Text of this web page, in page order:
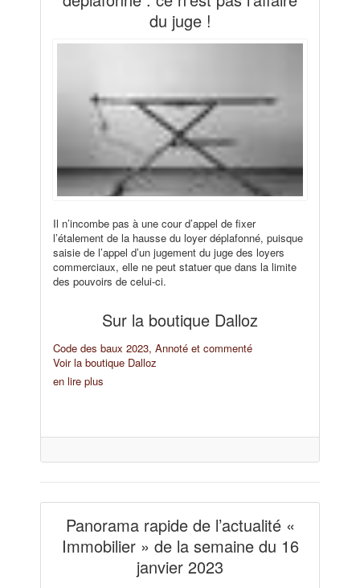
du juge !
Il n’incombe pas à une cour d’appel de fixer
l’étalement de la hausse du loyer déplafonné, puisque
saisie de l’appel d’un jugement du juge des loyers
commerciaux, elle ne peut statuer que dans la limite
des pouvoirs de celui-ci.
Sur la boutique Dalloz
Code des baux 2023, Annoté et commenté
Voir la boutique Dalloz
en lire plus
Panorama rapide de l’actualité «
Immobilier » de la semaine du 16
janvier 2023